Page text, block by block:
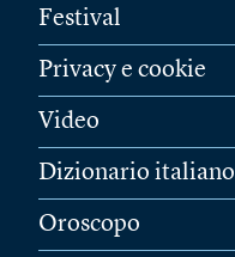
Festival
Privacy e cookie
Video
Dizionario italiano
Oroscopo